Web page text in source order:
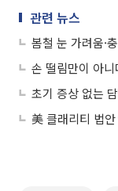
관련 뉴스
봄철 눈 가려움·
초기 증상 없는